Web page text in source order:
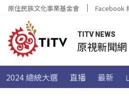
原住民族文化事業基金會 Facebook
TITV NEWS
原視新聞網
2024 總統大選 直播 最新